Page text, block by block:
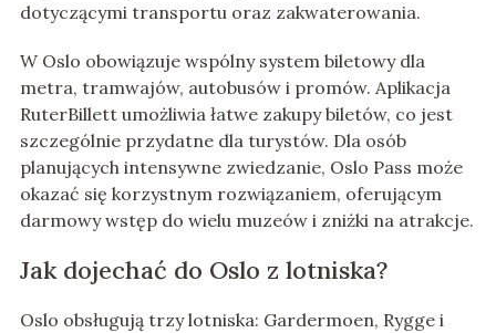
dotyczącymi transportu oraz zakwaterowania.
W Oslo obowiązuje wspólny system biletowy dla
metra, tramwajów, autobusów i promów. Aplikacja
RuterBillett umożliwia łatwe zakupy biletów, co jest
szczególnie przydatne dla turystów. Dla osób
planujących intensywne zwiedzanie, Oslo Pass może
okazać się korzystnym rozwiązaniem, oferującym
darmowy wstęp do wielu muzeów i zniżki na atrakcje.
Jak dojechać do Oslo z lotniska?
Oslo obsługują trzy lotniska: Gardermoen, Rygge i